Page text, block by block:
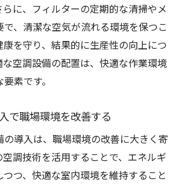
らに、フィルターの定期的な清掃やメ
、清潔な空気が流れる環境を保つこ
康を守り、結果的に生産性の向上につ
空調設備の配置は、快適な作業環境
素です。
で職場環境を改善する
導入は、職場環境の改善に大きく寄
調技術を活用することで、エネルギ
つ、快適な室内環境を維持すること